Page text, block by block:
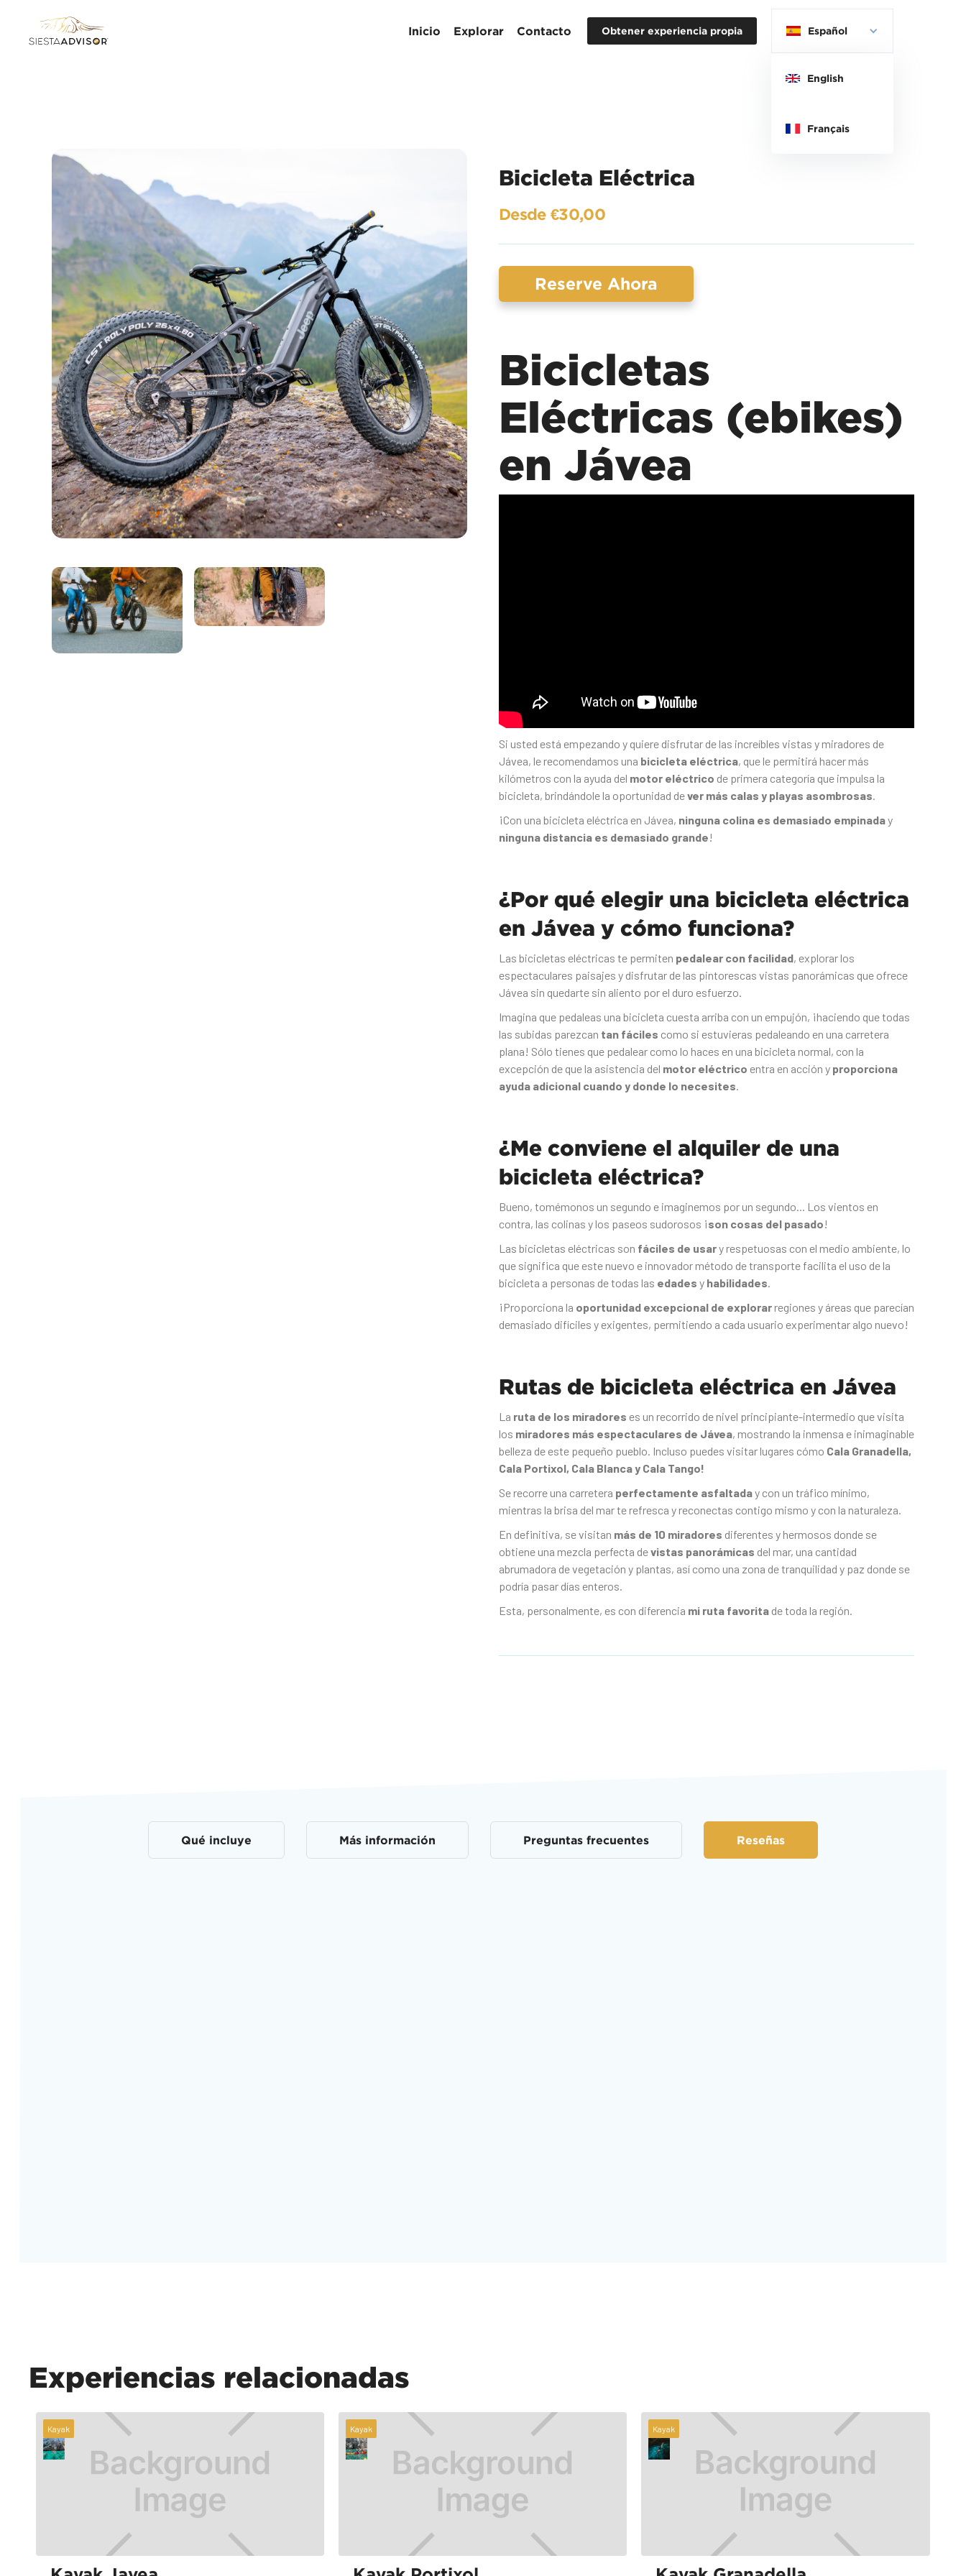
Inicio Explorar Contacto Obtener experiencia propia Español
English
Français
Bicicleta Eléctrica
Desde €30,00
Reserve Ahora
Bicicletas
Eléctricas (ebikes)
en Jávea
Si usted está empezando y quiere disfrutar de las increíbles vistas y miradores de
Jávea, le recomendamos una bicicleta eléctrica, que le permitirá hacer más
kilómetros con la ayuda del motor eléctrico de primera categoría que impulsa la
bicicleta, brindándole la oportunidad dever más calas y playas asombrosas.
¡Con una bicicleta eléctrica en Jávea, ninguna colina es demasiado empinaday
ninguna distancia es demasiado grande!
¿Por qué elegir una bicicleta eléctrica
en Jávea y cómo funciona?
Las bicicletas eléctricas te permiten pedalear con facilidad, explorar los
espectaculares paisajes y disfrutar de las pintorescas vistas panorámicas que ofrece
Jávea sin quedarte sin aliento por el duro esfuerzo.
Imagina que pedaleas una bicicleta cuesta arriba con un empujón, ¡haciendo que todas
las subidas parezcan tan fáciles como si estuvieras pedaleando en una carretera
plana! Sólo tienes que pedalear como lo haces en una bicicleta normal, con la
excepción de que la asistencia del motor eléctrico entra en acción y proporciona
ayuda adicional cuando y donde lo necesites.
¿Me conviene el alquiler de una
bicicleta eléctrica?
Bueno, tomémonos un segundo e imaginemos por un segundo... Los vientos en
contra, las colinas y los paseos sudorosos ¡son cosas del pasado!
Las bicicletas eléctricas son fáciles de usary respetuosas con el medio ambiente, lo
que significa que este nuevo e innovador método de transporte facilita el uso de la
bicicleta a personas de todas las edades y habilidades.
¡Proporciona la oportunidad excepcional de explorar regiones y áreas que parecían
demasiado difíciles y exigentes, permitiendo a cada usuario experimentar algo nuevo!
Rutas de bicicleta eléctrica en Jávea
La ruta de los miradores es un recorrido de nivel principiante-intermedio que visita
los miradores más espectaculares de Jávea, mostrando la inmensa e inimaginable
belleza de este pequeño pueblo. Incluso puedes visitar lugares cómo Cala Granadella,
Cala Portixol, Cala Blanca y Cala Tango!
Se recorre una carretera perfectamente asfaltaday con un tráfico mínimo,
mientras la brisa del mar te refresca y reconectas contigo mismo y con la naturaleza.
En definitiva, se visitan más de 10 miradores diferentes y hermosos donde se
obtiene una mezcla perfecta devistas panorámicas del mar, una cantidad
abrumadora de vegetación y plantas, así como una zona de tranquilidad y paz donde se
podría pasar días enteros.
Esta, personalmente, es con diferencia mi ruta favorita de toda la región.
Qué incluye Más información Preguntas frecuentes Reseñas
Experiencias relacionadas
Kayak Kayak Kayak